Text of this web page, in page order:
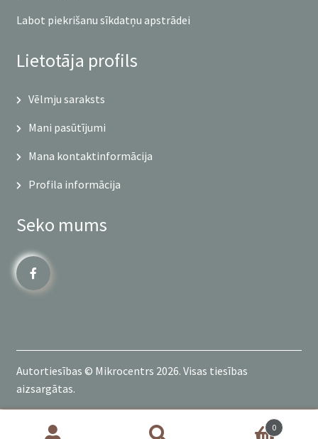
Labot piekrišanu sīkdatņu apstrādei
Lietotāja profils
Vēlmju saraksts
Mani pasūtījumi
Mana kontaktinformācija
Profila informācija
Seko mums
Autortiesības © Mikrocentrs 2026. Visas tiesības
aizsargātas.
0